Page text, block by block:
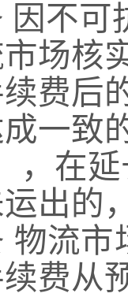
因不可
场核
费后
一致
，在
出的
物流市
费从